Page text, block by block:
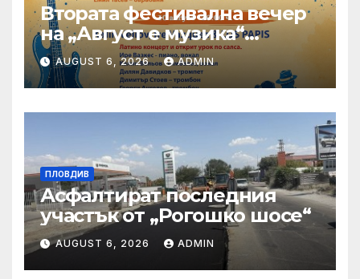
Втората фестивална вечер
на „Август е музика“
посреща Фредерик Виал
Трио
AUGUST 6, 2026 ADMIN
ПЛОВДИВ
Асфалтират последния
участък от „Рогошко шосе“
AUGUST 6, 2026 ADMIN